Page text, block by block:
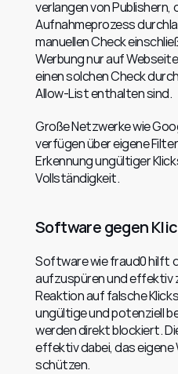
verlangen von Publishern,
Aufnahmeprozess
manuellen Check
Werbung nur auf
einen solchen Check
Allow-List enthalten sind.
Große Netzwerke wie
verfügen über eigene
Erkennung ungültiger
Vollständigkeit.
Software gegen
Software wie fraud0 hilft
aufzuspüren und effektiv
Reaktion auf falsche
ungültige und potenziell
werden direkt blockiert.
effektiv dabei, das
schützen.